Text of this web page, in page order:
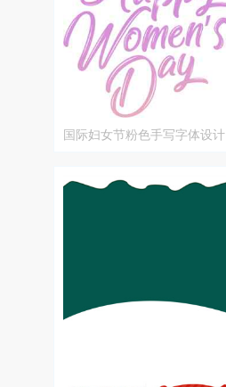
国际妇女节粉色手写字体设计